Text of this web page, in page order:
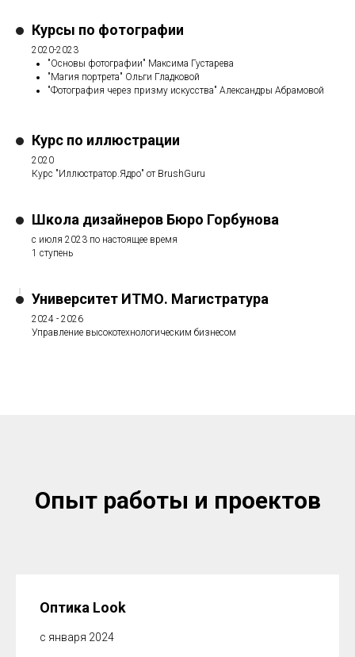
Курсы по фотографии
2020-2023
"Основы фотографии" Максима Густарева
"Магия портрета" Ольги Гладковой
"Фотография через призму искусства" Александры Абрамовой
Курс по иллюстрации
2020
Курс "Иллюстратор.Ядро" от BrushGuru
Школа дизайнеров Бюро Горбунова
с июля 2023 по настоящее время
1 ступень
Университет ИТМО. Магистратура
2024 - 2026
Управление высокотехнологическим бизнесом
Опыт работы и проектов
Оптика Look
с января 2024